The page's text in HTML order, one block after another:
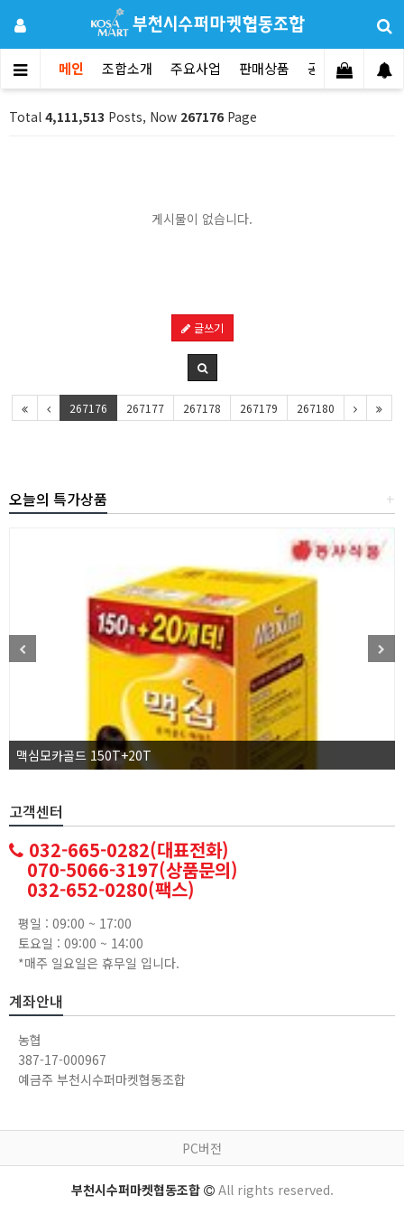
메인 조합소개 주요사업 판매상품 공지사항 문
Total 4,111,513 Posts, Now 267176 Page
게시물이 없습니다.
글쓰기
267176 267177 267178 267179 267180
+
오늘의 특가상품
맥심모카골드 150T+20T
고객센터
032-665-0282(대표전화)
070-5066-3197(상품문의)
032-652-0280(팩스)
평일 : 09:00 ~ 17:00
토요일 : 09:00 ~ 14:00
*매주 일요일은 휴무일 입니다.
계좌안내
농협
387-17-000967
예금주 부천시수퍼마켓협동조합
PC버전
부천시수퍼마켓협동조합 All rights reserved.